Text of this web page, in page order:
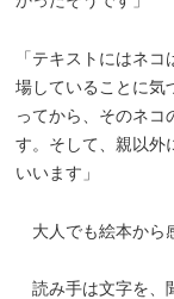
「テキストにはネ
場していることに気
ってから、そのネコ
す。そして、親以外
いいます」
大人でも絵本から
読み手は文字を、